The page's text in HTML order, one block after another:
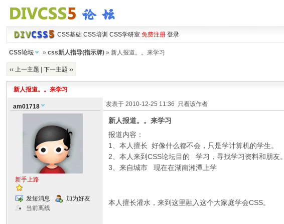
CSS基础 CSS培训 CSS学研室 免费注册 登录
CSS论坛 »css新人指导(指示牌) » 新人报道。。来学习
‹‹ 上一主题 |下一主题 ››
新人报道。。来学习
am01718
新手上路
发短消息
加为好友
当前离线
发表于 2010-12-25 11:36 只看该作者
新人报道。。来学习
报道内容：
1、本人擅长 好像什么都不会，只是学计算机的学生。
2、本人来到CSS论坛目的 学习，寻找学习资料和朋友。
3、来自城市 现在在湖南湘潭上学
本人擅长灌水，来到这里融入这个大家庭学会CSS。